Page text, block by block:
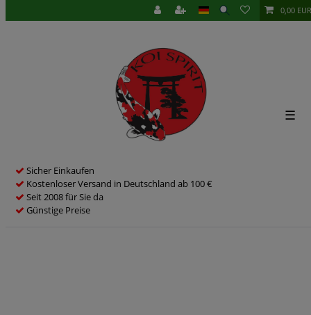
0,00 EUR
Sicher Einkaufen
Kostenloser Versand in Deutschland ab 100 €
Seit 2008 für Sie da
Günstige Preise
☰